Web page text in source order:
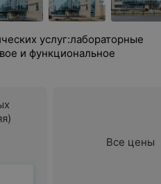
услуг:лабораторные
и функциональное
Все цены